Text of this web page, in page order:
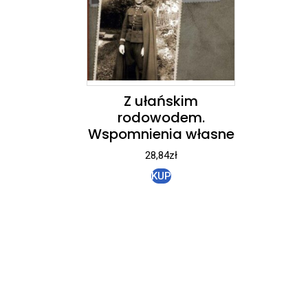
Z ułańskim
rodowodem.
Wspomnienia własne
28,84zł
KUP